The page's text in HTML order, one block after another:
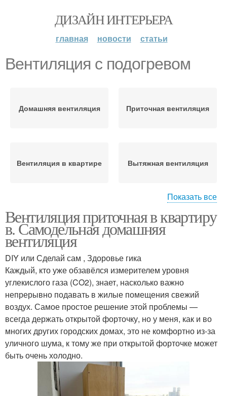
ДИЗАЙН ИНТЕРЬЕРА
главная новости статьи
Вентиляция с подогревом
Домашняя вентиляция Приточная вентиляция
Вентиляция в квартире Вытяжная вентиляция
подогревом
Показать все
Вентиляция приточная в квартиру
в. Самодельная домашняя
вентиляция
DIY или Сделай сам , Здоровье гика
Каждый, кто уже обзавёлся измерителем уровня
углекислого газа (CO2), знает, насколько важно
непрерывно подавать в жилые помещения свежий
воздух. Самое простое решение этой проблемы —
всегда держать открытой форточку, но у меня, как и во
многих других городских домах, это не комфортно из-за
уличного шума, к тому же при открытой форточке может
быть очень холодно.